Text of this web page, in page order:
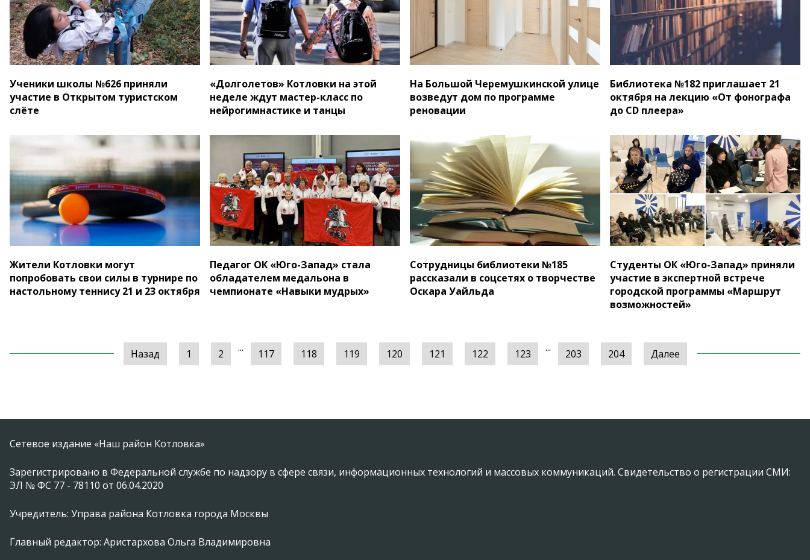
Ученики школы №626 приняли
участие в Открытом туристском
слёте
«Долголетов» Котловки на этой
неделе ждут мастер-класс по
нейрогимнастике и танцы
На Большой Черемушкинской улице
возведут дом по программе
реновации
Библиотека №182 приглашает 21
октября на лекцию «От фонографа
до CD плеера»
Жители Котловки могут
попробовать свои силы в турнире по
настольному теннису 21 и 23 октября
Педагог ОК «Юго-Запад» стала
обладателем медальона в
чемпионате «Навыки мудрых»
Сотрудницы библиотеки №185
рассказали в соцсетях о творчестве
Оскара Уайльда
Студенты ОК «Юго-Запад» приняли
участие в экспертной встрече
городской программы «Маршрут
возможностей»
Назад 1 2 ... 117 118 119 120 121 122 123 ... 203 204 Далее
Сетевое издание «Наш район Котловка»
Зарегистрировано в Федеральной службе по надзору в сфере связи, информационных технологий и массовых коммуникаций. Свидетельство о регистрации СМИ:
ЭЛ № ФС 77 - 78110 от 06.04.2020
Учредитель: Управа района Котловка города Москвы
Главный редактор: Аристархова Ольга Владимировна